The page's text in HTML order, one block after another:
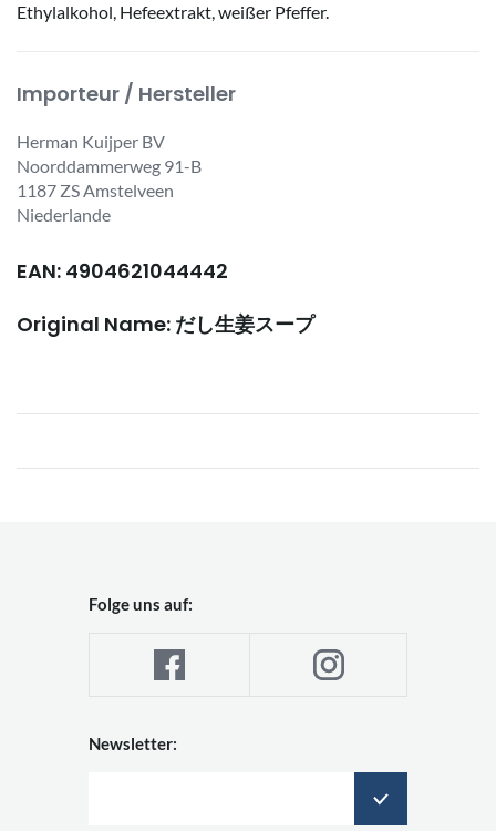
Ethylalkohol, Hefeextrakt, weißer Pfeffer.
Importeur / Hersteller
Herman Kuijper BV
Noorddammerweg 91-B
1187 ZS Amstelveen
Niederlande
EAN: 4904621044442
Original Name: だし生姜スープ
Folge uns auf:
Newsletter: